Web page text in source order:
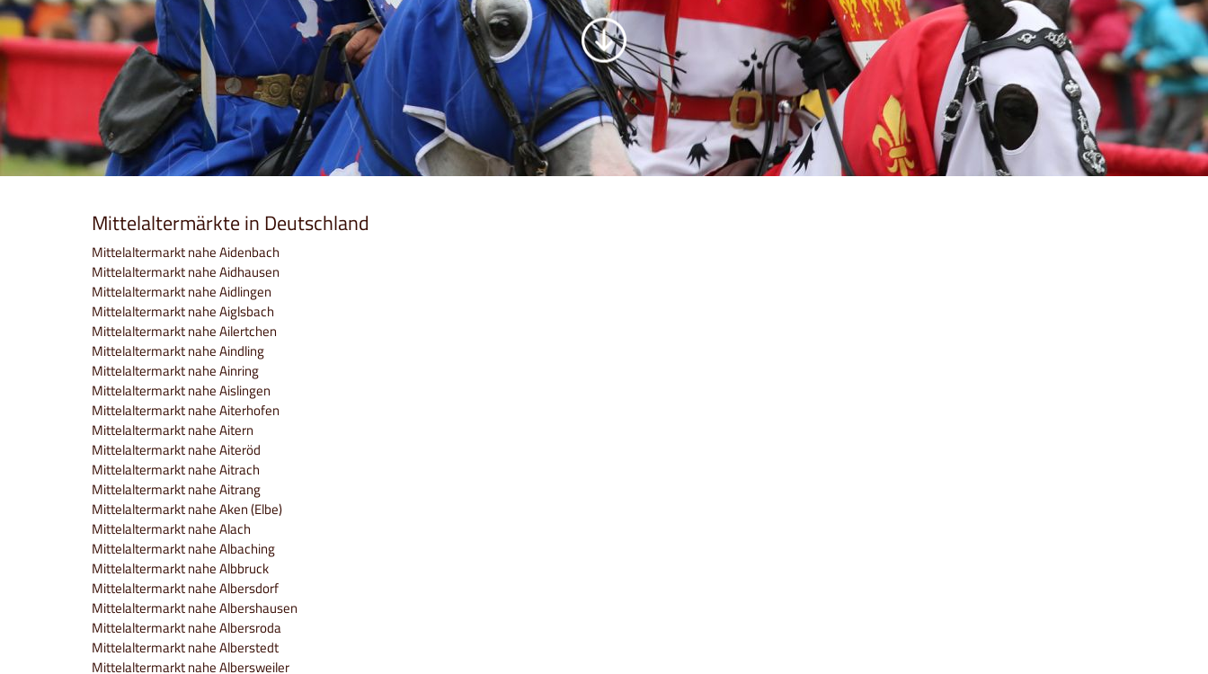
Mittelaltermärkte in Deutschland
Mittelaltermarkt nahe Aidenbach
Mittelaltermarkt nahe Aidhausen
Mittelaltermarkt nahe Aidlingen
Mittelaltermarkt nahe Aiglsbach
Mittelaltermarkt nahe Ailertchen
Mittelaltermarkt nahe Aindling
Mittelaltermarkt nahe Ainring
Mittelaltermarkt nahe Aislingen
Mittelaltermarkt nahe Aiterhofen
Mittelaltermarkt nahe Aitern
Mittelaltermarkt nahe Aiteröd
Mittelaltermarkt nahe Aitrach
Mittelaltermarkt nahe Aitrang
Mittelaltermarkt nahe Aken (Elbe)
Mittelaltermarkt nahe Alach
Mittelaltermarkt nahe Albaching
Mittelaltermarkt nahe Albbruck
Mittelaltermarkt nahe Albersdorf
Mittelaltermarkt nahe Albershausen
Mittelaltermarkt nahe Albersroda
Mittelaltermarkt nahe Alberstedt
Mittelaltermarkt nahe Albersweiler